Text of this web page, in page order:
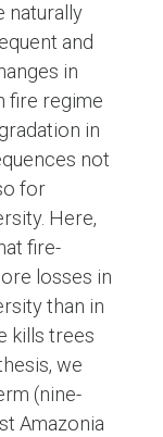
naturally
and
in
fire regime
in
not
for
Here,
fire-
losses in
than in
kills trees
we
(nine-
Amazonia